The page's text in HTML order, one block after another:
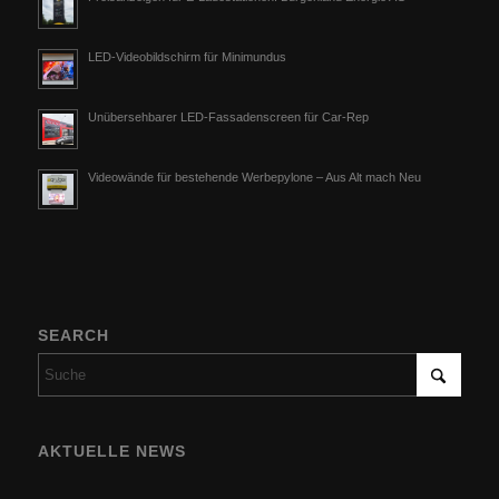
LED-Videobildschirm für Minimundus
Unübersehbarer LED-Fassadenscreen für Car-Rep
Videowände für bestehende Werbepylone – Aus Alt mach Neu
SEARCH
AKTUELLE NEWS